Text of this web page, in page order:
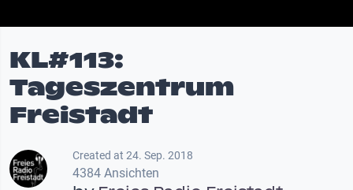
KL#113:
Tageszentrum
Freistadt
Created at 24. Sep. 2018
4384 Ansichten